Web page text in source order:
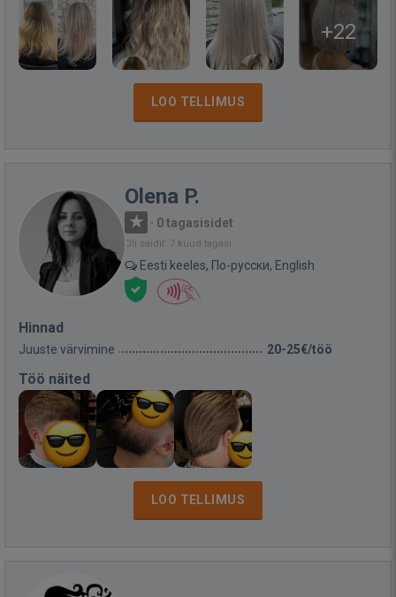
+22
LOO TELLIMUS
Olena P.
· 0 tagasisidet
Oli saidil: 7 kuud tagasi
Eesti keeles, По-русски, English
Hinnad
Juuste värvimine 20-25€/töö
Töö näited
LOO TELLIMUS